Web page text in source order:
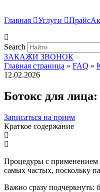
Главная Услуги Прайс
Search
ЗАКАЖИ ЗВОНОК
Главная страница » FAQ »
12.02.2026
Ботокс для
Записаться на прием
Краткое содержание
Процедуры с применением
самых частых, поскольку
Важно сразу подчеркнуть: